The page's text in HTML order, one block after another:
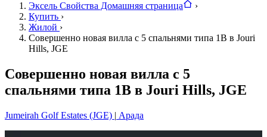
Эксель Свойства Домашняя страница
›
Купить ›
Жилой ›
Совершенно новая вилла с 5 спальнями типа 1B в Jouri
Hills, JGE
Совершенно новая вилла с 5
спальнями типа 1B в Jouri Hills, JGE
Jumeirah Golf Estates (JGE) | Арада